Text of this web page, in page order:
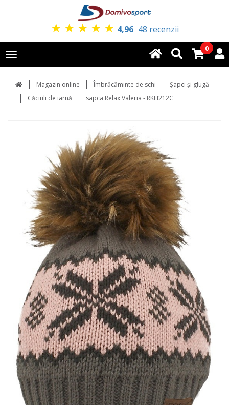
★ ★ ★ ★ ★ 4,96 48 recenzii
Toggle
navigation
0
Magazin online Îmbrăcăminte de schi
Şapci şi glugă
Căciuli de iarnă
sapca Relax Valeria - RKH212C